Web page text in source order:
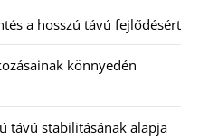
a hosszú távú fejlődésért
könnyedén
távú stabilitásának alapja